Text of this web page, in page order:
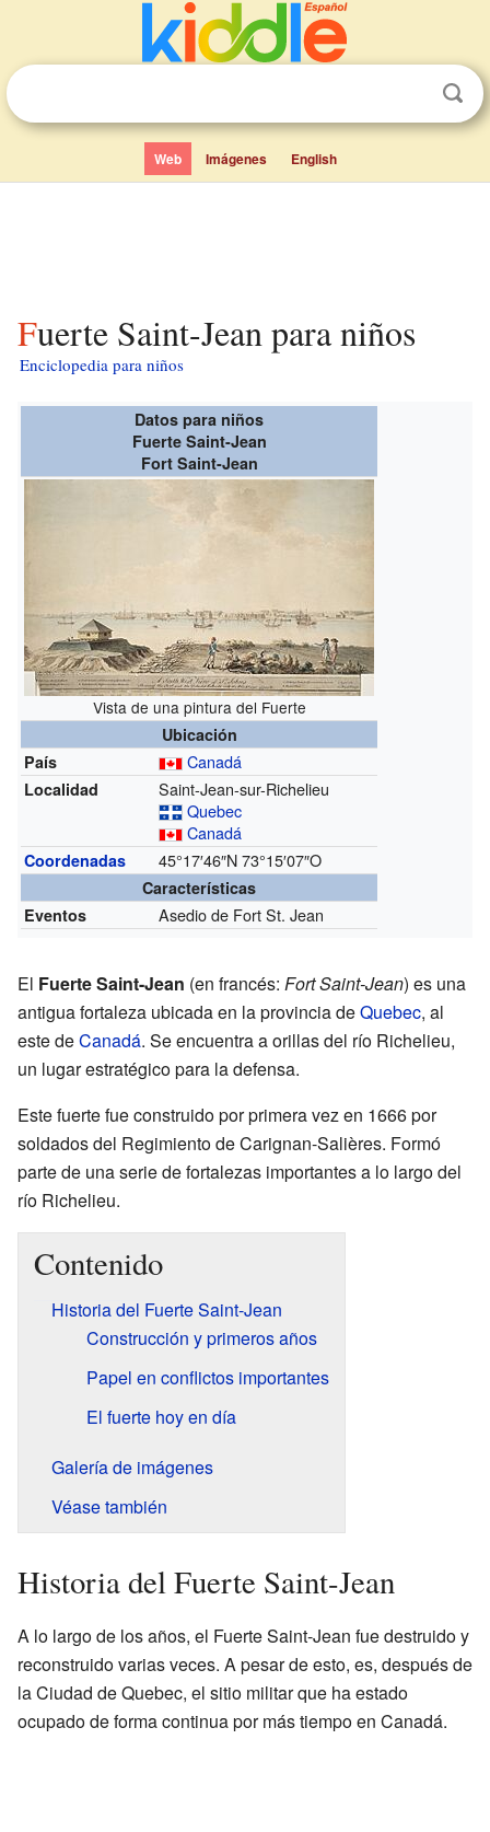
Web Imágenes English
Fuerte Saint-Jean para niños
Enciclopedia para niños
Datos para niños
Fuerte Saint-Jean
Fort Saint-Jean
Vista de una pintura del Fuerte
Ubicación
País
Canadá
Localidad
Saint-Jean-sur-Richelieu
Quebec
Canadá
Coordenadas 45°17′46″N73°15′07″O
Características
Eventos
Asedio de Fort St. Jean
El Fuerte Saint-Jean (en francés: Fort Saint-Jean) es una
antigua fortaleza ubicada en la provincia deQuebec, al
este deCanadá. Se encuentra a orillas del río Richelieu,
un lugar estratégico para la defensa.
Este fuerte fue construido por primera vez en 1666 por
soldados del Regimiento de Carignan-Salières. Formó
parte de una serie de fortalezas importantes a lo largo del
río Richelieu.
Contenido
Historia del Fuerte Saint-Jean
Construcción y primeros años
Papel en conflictos importantes
El fuerte hoy en día
Galería de imágenes
Véase también
Historia del Fuerte Saint-Jean
A lo largo de los años, el Fuerte Saint-Jean fue destruido y
reconstruido varias veces. A pesar de esto, es, después de
la Ciudad de Quebec, el sitio militar que ha estado
ocupado de forma continua por más tiempo en Canadá.